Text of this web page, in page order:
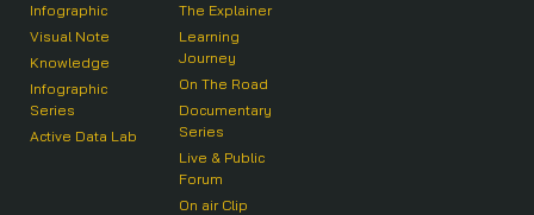
Infographic
Visual Note
Knowledge
Infographic
Series
Active Data Lab
The Explainer
Learning
Journey
On The Road
Documentary
Series
Live & Public
Forum
On air Clip